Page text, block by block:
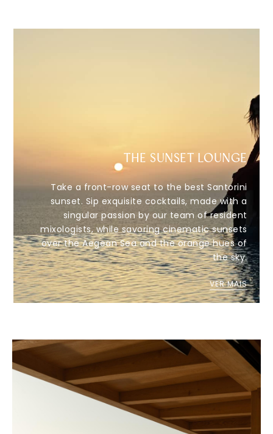
THE SUNSET LOUNGE
Take a front-row seat to the best Santorini
sunset. Sip exquisite cocktails, made with a
singular passion by our team of resident
mixologists, while savoring cinematic sunsets
over the Aegean Sea and the orange hues of
the sky.
VER MAIS